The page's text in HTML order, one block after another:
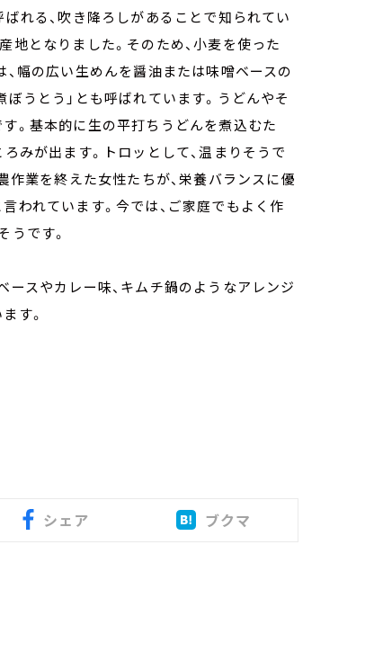
れる、吹き降ろしがあることで知られてい
地となりました。そのため、小麦を使った
、幅の広い生めんを醤油または味噌ベースの
うとう」とも呼ばれています。うどんやそ
。基本的に生の平打ちうどんを煮込むた
みが出ます。トロッとして、温まりそうで
作業を終えた女性たちが、栄養バランスに優
われています。今では、ご家庭でもよく作
うです。
ースやカレー味、キムチ鍋のようなアレンジ
す。
シェア ブクマ